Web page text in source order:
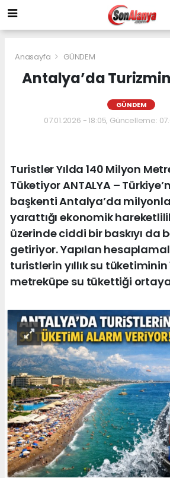
Anasayfa GÜNDEM
Antalya’da
GÜNDEM
07.01.2026 - 18:05, Güncelleme:
Turistler Yılda 140 Milyon
Tüketiyor ANTALYA –
başkenti Antalya’da
yarattığı ekonomik
üzerinde ciddi bir baskıyı da
getiriyor. Yapılan
turistlerin yıllık su
metreküpe su tükettiği ortaya